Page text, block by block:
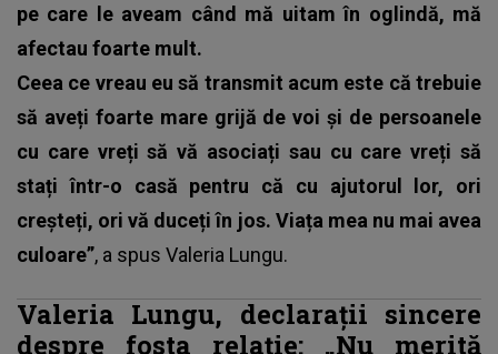
pe care le aveam când mă uitam în oglindă, mă
afectau foarte mult.
Ceea ce vreau eu să transmit acum este că trebuie
să aveți foarte mare grijă de voi și de persoanele
cu care vreți să vă asociați sau cu care vreți să
stați într-o casă pentru că cu ajutorul lor, ori
creșteți, ori vă duceți în jos. Viața mea nu mai avea
culoare”, a spus Valeria Lungu.
Valeria Lungu, declarații sincere
despre fosta relație: „Nu merită